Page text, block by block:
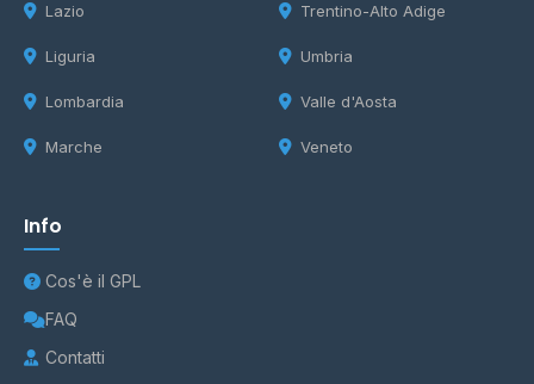
Lazio
Liguria
Lombardia
Marche
Trentino-Alto Adige
Umbria
Valle d'Aosta
Veneto
Info
Cos'è il GPL
FAQ
Contatti